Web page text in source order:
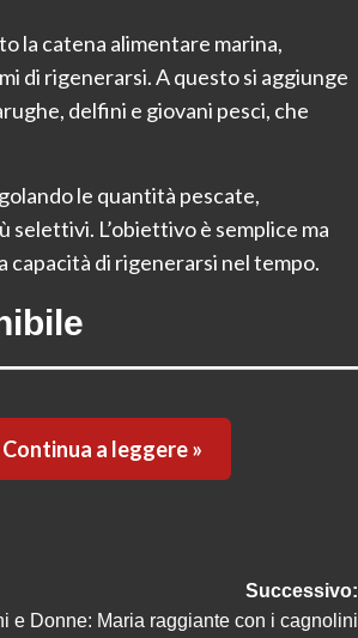
la catena alimentare marina,
di rigenerarsi. A questo si aggiunge
delfini e giovani pesci, che
le quantità pescate,
L’obiettivo è semplice ma
di rigenerarsi nel tempo.
Continua a leggere »
Successivo:
e Donne: Maria raggiante con i cagnolini